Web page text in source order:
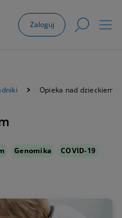
Zaloguj
Opieka nad dzieckiem
Genomika
COVID-19